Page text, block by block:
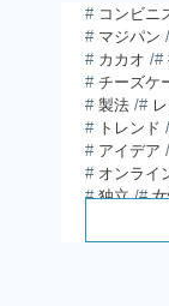
コンビニ
マジパン
カカオ
チーズケ
製法
トレンド
アイデア
オンライ
独立
SDGs